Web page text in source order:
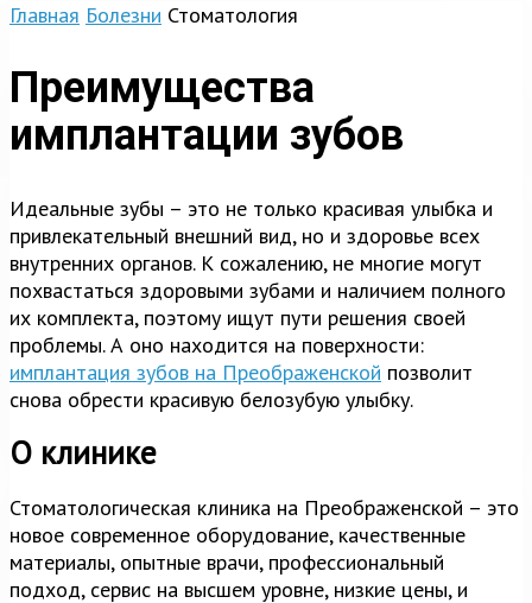
Главная Болезни Стоматология
Преимущества
имплантации зубов
Идеальные зубы ­– это не только красивая улыбка и
привлекательный внешний вид, но и здоровье всех
внутренних органов. К сожалению, не многие могут
похвастаться здоровыми зубами и наличием полного
их комплекта, поэтому ищут пути решения своей
проблемы. А оно находится на поверхности:
имплантация зубов на Преображенской позволит
снова обрести красивую белозубую улыбку.
О клинике
Стоматологическая клиника на Преображенской – это
новое современное оборудование, качественные
материалы, опытные врачи, профессиональный
подход, сервис на высшем уровне, низкие цены, и